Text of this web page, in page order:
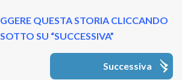
QUESTA STORIA CLICCANDO
SU “SUCCESSIVA”
Successiva